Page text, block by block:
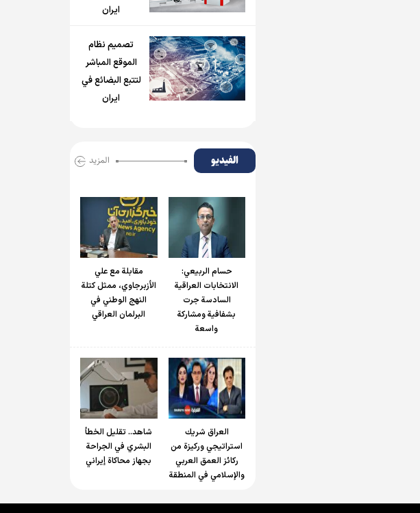
ايران
تصميم نظام
الموقع المباشر
لتتبع البضائع في
ايران
الفیدیو المزید
حسام الربیعي:
الانتخابات العراقية
السادسة جرت
بشفافية ومشاركة
واسعة
مقابلة مع علي
الأزبرجاوي، ممثل كتلة
النهج الوطني في
البرلمان العراقي
العراق شريك
استراتيجي وركيزة من
ركائز العمق العربي
والإسلامي في المنطقة
شاهد.. تقليل الخطأ
البشري في الجراحة
بجهاز محاكاة إيراني